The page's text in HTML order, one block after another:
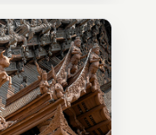
есть
иной